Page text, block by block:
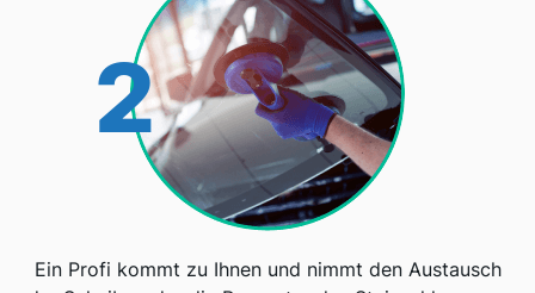
2
Ein Profi kommt zu Ihnen und nimmt den Austausch